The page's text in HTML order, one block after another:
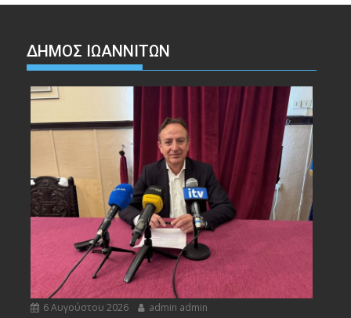
ΔΗΜΟΣ ΙΩΑΝΝΙΤΩΝ
6 Αυγούστου 2026 admin admin